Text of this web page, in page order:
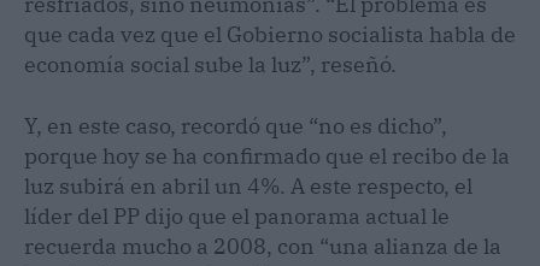
que cada vez que el Gobierno socialista habla de
economía social sube la luz”, reseñó.
Y, en este caso, recordó que “no es dicho”,
porque hoy se ha confirmado que el recibo de la
luz subirá en abril un 4%. A este respecto, el
líder del PP dijo que el panorama actual le
recuerda mucho a 2008, con “una alianza de la